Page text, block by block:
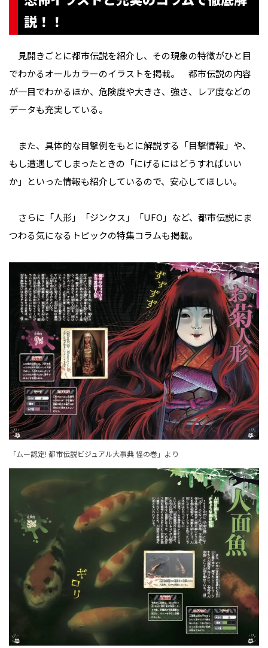
説！！
見開きごとに都市伝説を紹介し、その現象の特徴がひと目
でわかるオールカラーのイラストを掲載。 都市伝説の内容
が一目でわかるほか、危険度や大きさ、強さ、レア度などの
データも充実している。
また、具体的な目撃例をもとに解説する「目撃情報」や、
もし遭遇してしまったときの「にげるにはどうすればいい
か」といった情報も紹介しているので、安心してほしい。
さらに「人形」「ジンクス」「UFO」など、都市伝説にま
つわる気になるトピックの特集コラムも掲載。
「ムー認定! 都市伝説ビジュアル大事典 怪の巻」より